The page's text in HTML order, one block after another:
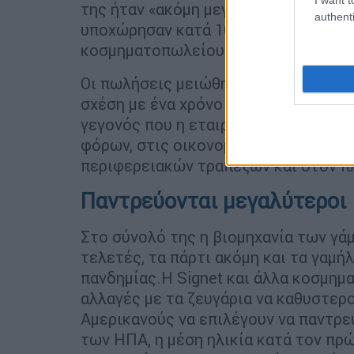
της ήταν «ακόμη μεγαλύτερη από
υποχώρησαν κατά 10,7% στη Νέα
κοσμηματοπωλείου
Οι πωλήσεις μειώθηκαν κατά 9,3%
σχέση με ένα χρόνο πριν, σύμφωνα
γεγονός που η εταιρεία απέδωσε
φόρων, στις οικονομικές
περιφερειακών τραπεζών και στον
Παντρεύονται μεγαλύτεροι
Στο σύνολό της η βιομηχανία των
τελετές, τα πάρτι ακόμη και τα
πανδημίας.Η Signet και άλλα
αλλαγές με τα ζευγάρια να
Αμερικανούς να επιλέγουν να
των ΗΠΑ, η μέση ηλικία κατά τον